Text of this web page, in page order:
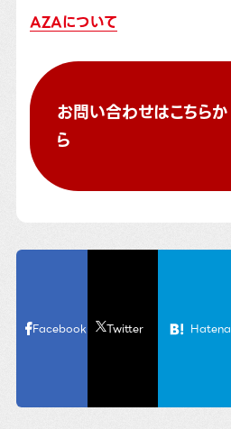
AZAについて
お問い合わせはこちらか
ら
Facebook Twitter Hatena